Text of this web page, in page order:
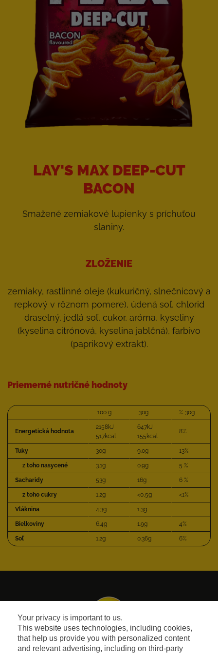
Your privacy is important to us.
This website uses technologies, including cookies,
that help us provide you with personalized content
and relevant advertising, including on third-party
LAY'S MAX DEEP-CUT
BACON
Smažené zemiakové lupienky s príchuťou
slaniny.
ZLOŽENIE
zemiaky, rastlinné oleje (kukuričný, slnečnicový a
repkový v rôznom pomere), údená soľ, chlorid
draselný, jedlá soľ, cukor, aróma, kyseliny
(kyselina citrónová, kyselina jablčná), farbivo
(paprikový extrakt).
Priemerné nutričné hodnoty
100 g 30g % 30g
Energetická hodnota
2158kJ
517kcal
647kJ
155kcal
8%
Tuky 30g 9.0g 13%
z toho nasycené 3.1g 0.9g 5 %
Sacharidy 53g 16g 6 %
z toho cukry 1.2g <0,5g <1%
Vláknina 4.3g 1.3g
Bielkoviny 6.4g 1.9g 4%
Soľ 1.2g 0.36g 6%